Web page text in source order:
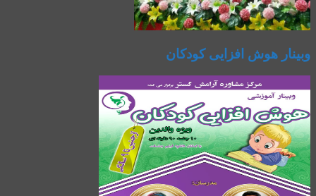
وبینار هوش افزایی کودکان